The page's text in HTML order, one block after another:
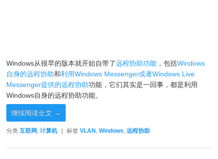
Windows从很早的版本就开始自带了远程协助功能 ，包括Windows
自身的远程协助和利用Windows Messenger或者Windows Live
Messenger提供的远程协助功能，它们其实是一回事，都是利用
Windows自身的远程协助功能。
继续阅读全文 →
分类 互联网 ,计算机 标签 VLAN ,Windows,远程协助